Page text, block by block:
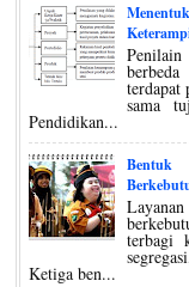
terdapat
sama
Pendidikan...
Bentuk
terbagi
Ketiga ben...